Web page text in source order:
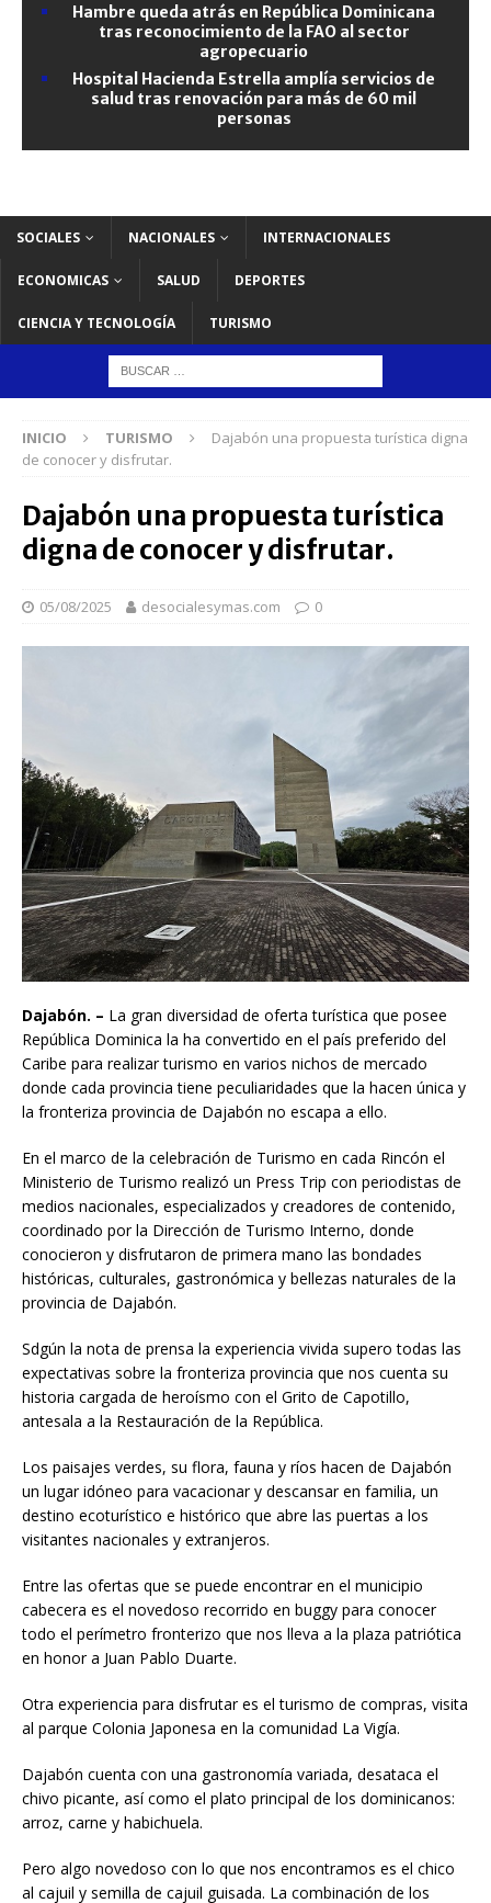
Hambre queda atrás en República Dominicana
tras reconocimiento de la FAO al sector
agropecuario
Hospital Hacienda Estrella amplía servicios de
salud tras renovación para más de 60 mil
personas
SOCIALES NACIONALES INTERNACIONALES
ECONOMICAS SALUD DEPORTES
CIENCIA Y TECNOLOGÍA TURISMO
INICIO TURISMO
Dajabón una propuesta turística digna
de conocer y disfrutar.
Dajabón una propuesta turística
digna de conocer y disfrutar.
05/08/2025 desocialesymas.com 0
Dajabón. – La gran diversidad de oferta turística que posee
República Dominica la ha convertido en el país preferido del
Caribe para realizar turismo en varios nichos de mercado
donde cada provincia tiene peculiaridades que la hacen única y
la fronteriza provincia de Dajabón no escapa a ello.
En el marco de la celebración de Turismo en cada Rincón el
Ministerio de Turismo realizó un Press Trip con periodistas de
medios nacionales, especializados y creadores de contenido,
coordinado por la Dirección de Turismo Interno, donde
conocieron y disfrutaron de primera mano las bondades
históricas, culturales, gastronómica y bellezas naturales de la
provincia de Dajabón.
Sdgún la nota de prensa la experiencia vivida supero todas las
expectativas sobre la fronteriza provincia que nos cuenta su
historia cargada de heroísmo con el Grito de Capotillo,
antesala a la Restauración de la República.
Los paisajes verdes, su flora, fauna y ríos hacen de Dajabón
un lugar idóneo para vacacionar y descansar en familia, un
destino ecoturístico e histórico que abre las puertas a los
visitantes nacionales y extranjeros.
Entre las ofertas que se puede encontrar en el municipio
cabecera es el novedoso recorrido en buggy para conocer
todo el perímetro fronterizo que nos lleva a la plaza patriótica
en honor a Juan Pablo Duarte.
Otra experiencia para disfrutar es el turismo de compras, visita
al parque Colonia Japonesa en la comunidad La Vigía.
Dajabón cuenta con una gastronomía variada, desataca el
chivo picante, así como el plato principal de los dominicanos:
arroz, carne y habichuela.
Pero algo novedoso con lo que nos encontramos es el chico
al cajuil y semilla de cajuil guisada. La combinación de los